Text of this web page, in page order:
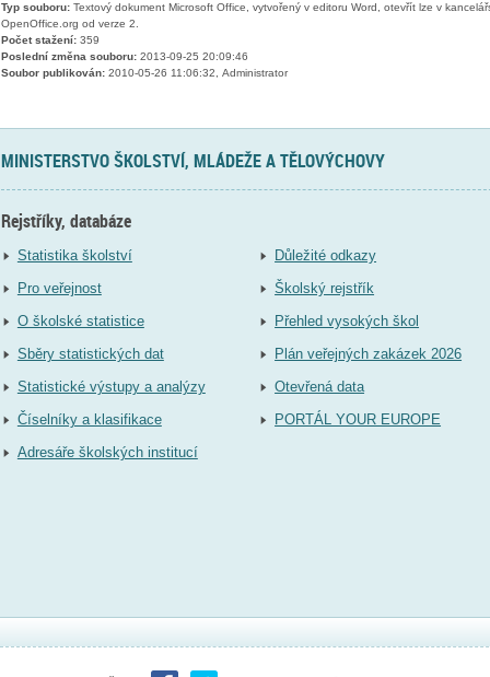
Typ souboru:Textový dokument Microsoft Office, vytvořený v editoru Word, otevřít lze v
OpenOffice.org od verze 2.
Počet stažení:359
Poslední změna souboru:2013-09-25 20:09:46
Soubor publikován:2010-05-26 11:06:32, Administrator
MINISTERSTVO ŠKOLSTVÍ, MLÁDEŽE A TĚLOVÝCHOVY
Rejstříky, databáze
Statistika školství
Pro veřejnost
O školské statistice
Sběry statistických dat
Statistické výstupy a analýzy
Číselníky a klasifikace
Adresáře školských institucí
Důležité odkazy
Školský rejstřík
Přehled vysokých škol
Plán veřejných zakázek 2026
Otevřená data
PORTÁL YOUR EUROPE